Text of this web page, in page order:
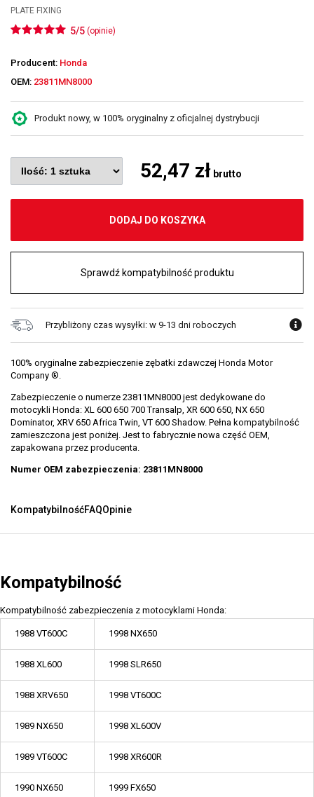
PLATE FIXING
5/5 (opinie)
Producent: Honda
OEM: 23811MN8000
Produkt nowy, w 100% oryginalny z oficjalnej dystrybucji
52,47 zł brutto
DODAJ DO KOSZYKA
Sprawdź kompatybilność produktu
Przybliżony czas wysyłki: w 9-13 dni roboczych
100% oryginalne zabezpieczenie zębatki zdawczej Honda Motor
Company ®.
Zabezpieczenie o numerze 23811MN8000 jest dedykowane do
motocykli Honda: XL 600 650 700 Transalp, XR 600 650, NX 650
Dominator, XRV 650 Africa Twin, VT 600 Shadow. Pełna kompatybilność
zamieszczona jest poniżej. Jest to fabrycznie nowa część OEM,
zapakowana przez producenta.
Numer OEM zabezpieczenia: 23811MN8000
KompatybilnośćFAQOpinie
Kompatybilność
Kompatybilność zabezpieczenia z motocyklami Honda:
1988 VT600C 1998 NX650
1988 XL600 1998 SLR650
1988 XRV650 1998 VT600C
1989 NX650 1998 XL600V
1989 VT600C 1998 XR600R
1990 NX650 1999 FX650